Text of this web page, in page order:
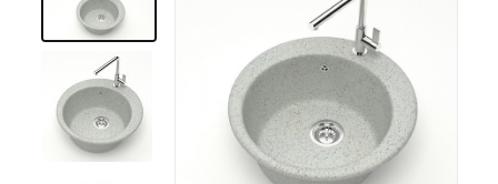
Мебельные образцы, каталоги